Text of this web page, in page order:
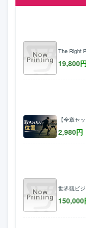
The Right
19,800円
【全章セ
2,980円
世界観ビ
150,000